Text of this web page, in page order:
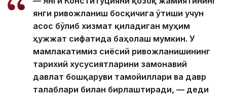
янги ривожланиш босқичига ўтиши учун
асос бўлиб хизмат қиладиган муҳим
ҳужжат сифатида баҳолаш мумкин. У
мамлакатимиз сиёсий ривожланишининг
тарихий хусусиятларини замонавий
давлат бошқаруви тамойиллари ва давр
талаблари билан бирлаштиради, — деди